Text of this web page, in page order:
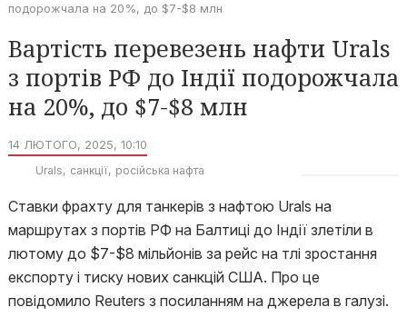
подорожчала на 20%, до $7-$8 млн
Вартість перевезень нафти Urals
з портів РФ до Індії подорожчала
на 20%, до $7-$8 млн
14 ЛЮТОГО, 2025, 10:10
Urals санкції російська нафта
Ставки фрахту для танкерів з нафтою Urals на
маршрутах з портів РФ на Балтиці до Індії злетіли в
лютому до $7-$8 мільйонів за рейс на тлі зростання
експорту і тиску нових санкцій США. Про це
повідомило Reuters з посиланням на джерела в галузі.